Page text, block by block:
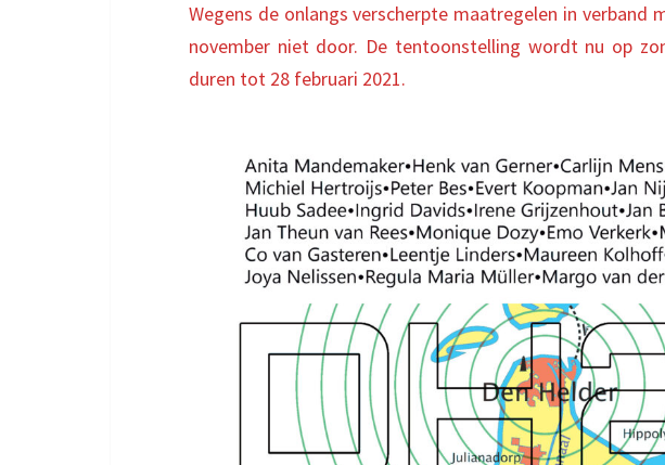
WEKEN
19
Wegens de onlangs verscherpte maatregelen in verband
november niet door. De tentoonstelling wordt nu op
duren tot 28 februari 2021.